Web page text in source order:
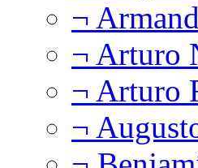
¬
¬ Arturo
¬ Arturo
¬